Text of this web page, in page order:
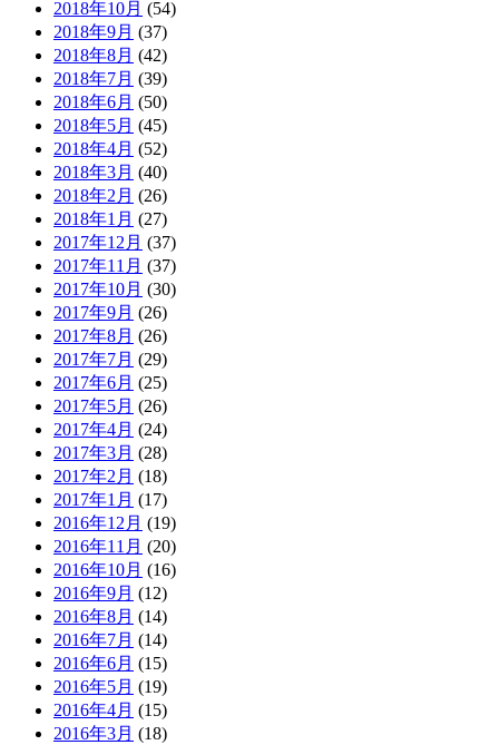
2018年10月 (54)
2018年9月 (37)
2018年8月 (42)
2018年7月 (39)
2018年6月 (50)
2018年5月 (45)
2018年4月 (52)
2018年3月 (40)
2018年2月 (26)
2018年1月 (27)
2017年12月 (37)
2017年11月 (37)
2017年10月 (30)
2017年9月 (26)
2017年8月 (26)
2017年7月 (29)
2017年6月 (25)
2017年5月 (26)
2017年4月 (24)
2017年3月 (28)
2017年2月 (18)
2017年1月 (17)
2016年12月 (19)
2016年11月 (20)
2016年10月 (16)
2016年9月 (12)
2016年8月 (14)
2016年7月 (14)
2016年6月 (15)
2016年5月 (19)
2016年4月 (15)
2016年3月 (18)